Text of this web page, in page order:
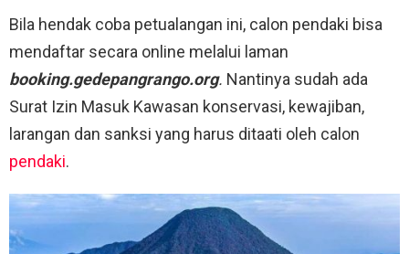
Bila hendak coba petualangan ini, calon pendaki bisa
mendaftar secara online melalui laman
booking.gedepangrango.org. Nantinya sudah ada
Surat Izin Masuk Kawasan konservasi, kewajiban,
larangan dan sanksi yang harus ditaati oleh calon
pendaki.